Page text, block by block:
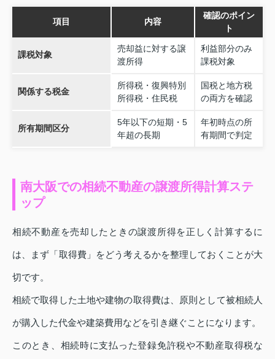
項目 内容
確認のポイン
ト
課税対象
売却益に対する譲
渡所得
利益部分のみ
課税対象
関係する税金
所得税・復興特別
所得税・住民税
国税と地方税
の両方を確認
所有期間区分
5年以下の短期・5
年超の長期
年初時点の所
有期間で判定
南大阪での相続不動産の譲渡所得計算ステ
ップ
相続不動産を売却したときの譲渡所得を正しく計算するに
は、まず「取得費」をどう考えるかを整理しておくことが大
切です。
相続で取得した土地や建物の取得費は、原則として被相続人
が購入した代金や建築費用などを引き継ぐことになります。
このとき、相続時に支払った登録免許税や不動産取得税な